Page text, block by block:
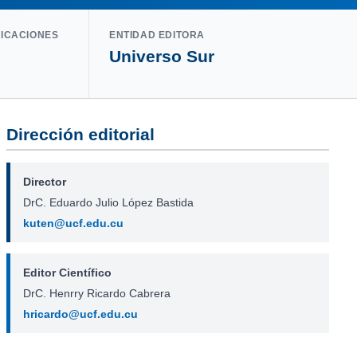
ENTIDAD EDITORA
Universo Sur
Dirección editorial
Director
DrC. Eduardo Julio López Bastida
kuten@ucf.edu.cu
Editor Científico
DrC. Henrry Ricardo Cabrera
hricardo@ucf.edu.cu